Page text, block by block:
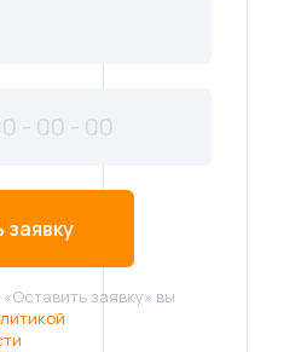
заявку
заявку» вы